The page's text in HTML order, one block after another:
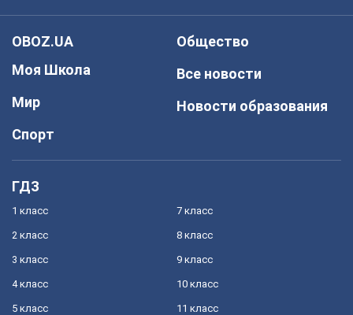
OBOZ.UA
Моя Школа
Мир
Спорт
Общество
Все новости
Новости образования
ГДЗ
1 класс
2 класс
3 класс
4 класс
5 класс
7 класс
8 класс
9 класс
10 класс
11 класс